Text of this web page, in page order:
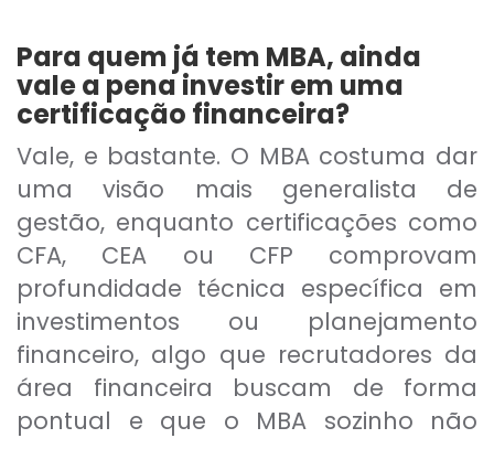
Para quem já tem MBA, ainda
vale a pena investir em uma
certificação financeira?
Vale, e bastante. O MBA costuma dar
uma visão mais generalista de
gestão, enquanto certificações como
CFA, CEA ou CFP comprovam
profundidade técnica específica em
investimentos ou planejamento
financeiro, algo que recrutadores da
área financeira buscam de forma
pontual e que o MBA sozinho não